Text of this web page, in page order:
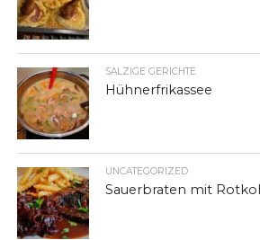
SALZIGE GERICHTE
Hühnerfrikassee
UNCATEGORIZED
Sauerbraten mit